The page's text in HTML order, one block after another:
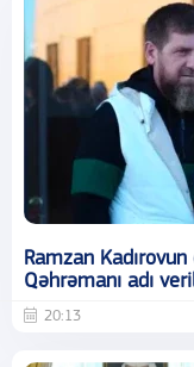
Ramzan
Qəhrəmanı adı
20:13